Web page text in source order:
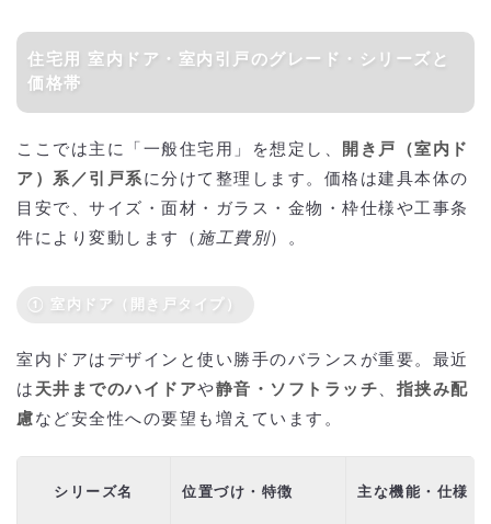
住宅用 室内ドア・室内引戸のグレード・シリーズと
価格帯
ここでは主に「一般住宅用」を想定し、
開き戸（室内ド
ア）系／引戸系に分けて整理します。価格は建具本体の
目安で、サイズ・面材・ガラス・金物・枠仕様や工事条
件により変動します（ 施工費別）。
① 室内ドア（開き戸タイプ）
室内ドアはデザインと使い勝手のバランスが重要。最近
は 天井までのハイドアや静音・ソフトラッチ 、 指挟み配
慮 など安全性への要望も増えています。
シリーズ名 位置づけ・特徴 主な機能・仕様